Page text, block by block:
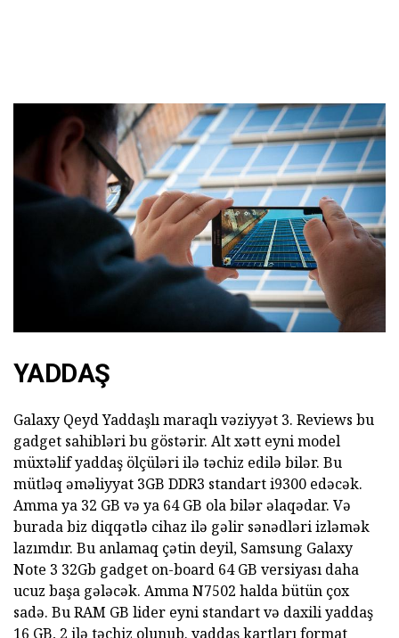
YADDAŞ
Galaxy Qeyd Yaddaşlı maraqlı vəziyyət 3. Reviews bu
gadget sahibləri bu göstərir. Alt xətt eyni model
müxtəlif yaddaş ölçüləri ilə təchiz edilə bilər. Bu
mütləq əməliyyat 3GB DDR3 standart i9300 edəcək.
Amma ya 32 GB və ya 64 GB ola bilər əlaqədar. Və
burada biz diqqətlə cihaz ilə gəlir sənədləri izləmək
lazımdır. Bu anlamaq çətin deyil, Samsung Galaxy
Note 3 32Gb gadget on-board 64 GB versiyası daha
ucuz başa gələcək. Amma N7502 halda bütün çox
sadə. Bu RAM GB lider eyni standart və daxili yaddaş
16 GB, 2 ilə təchiz olunub. yaddaş kartları format